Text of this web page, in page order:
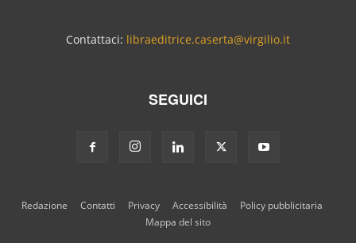
Contattaci: libraeditrice.caserta@virgilio.it
SEGUICI
Redazione Contatti Privacy Accessibilità
Policy pubblicitaria
Mappa del sito